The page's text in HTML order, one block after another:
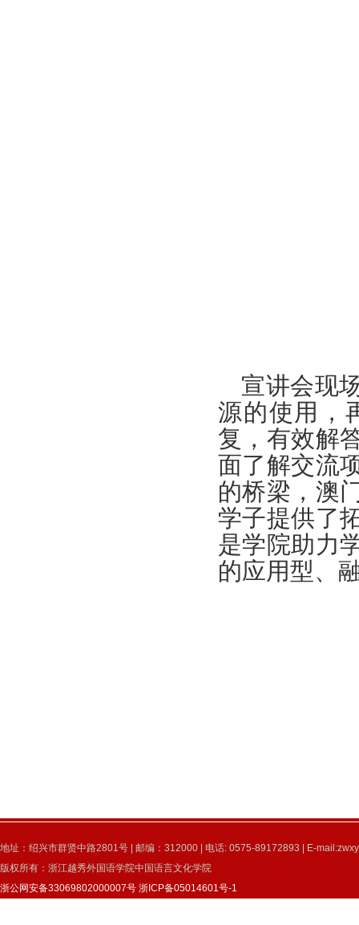
宣讲会现
源的使用，
复，有效解
面了解交流
的桥梁，澳
学子提供了
是学院助力
的应用型、
地址：绍兴市群贤中路2801号 | 邮编：312000 | 电话: 0575-89172893 | E-
版权所有：浙江越秀外国语学院中国语言文化学院
浙公网安备33069802000007号 浙ICP备05014601号-1